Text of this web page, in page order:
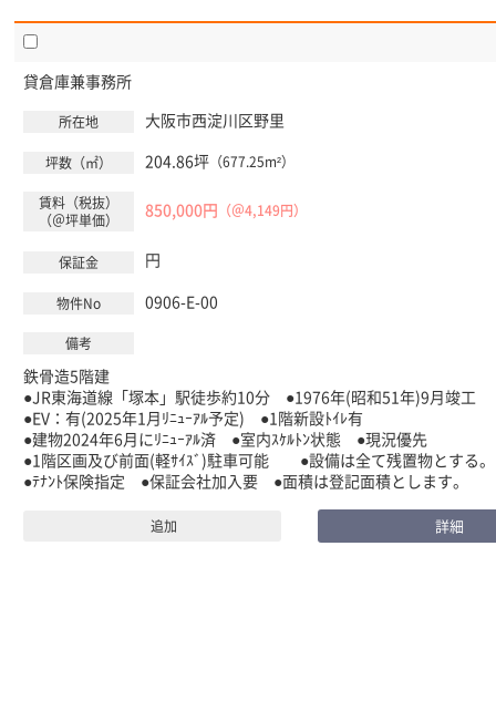
貸倉庫兼事務所
大阪市西淀川区野里
204.86坪 （677.25m²）
850,000円 （＠4,149円）
円
0906-E-00
鉄骨造5階建
●JR東海道線「塚本」駅徒歩約10分 ●1976年(昭和51年)9月竣工
●EV：有(2025年1月ﾘﾆｭｰｱﾙ予定) ●1階新設ﾄｲﾚ有
●建物2024年6月にﾘﾆｭｰｱﾙ済 ●室内ｽｹﾙﾄﾝ状態 ●現況優先
●1階区画及び前面(軽ｻｲｽﾞ)駐車可能 ●設備は全て残置物とする。
●ﾃﾅﾝﾄ保険指定 ●保証会社加入要 ●面積は登記面積とします。
追加 詳細